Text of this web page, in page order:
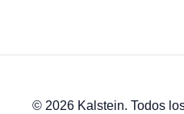
© 2026 Kalstein. Todos